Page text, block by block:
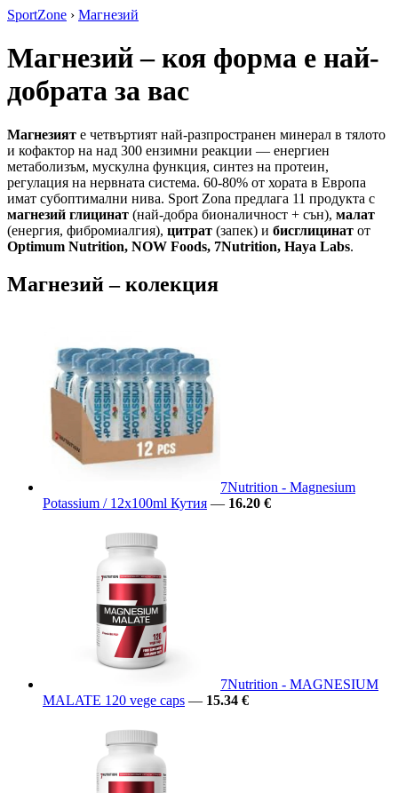
SportZone › Магнезий
Магнезий – коя форма е най-
добрата за вас
Магнезият е четвъртият най-разпространен минерал в тялото
и кофактор на над 300 ензимни реакции — енергиен
метаболизъм, мускулна функция, синтез на протеин,
регулация на нервната система. 60-80% от хората в Европа
имат субоптимални нива. Sport Zona предлага 11 продукта с
магнезий глицинат (най-добра бионаличност + сън), малат
(енергия, фибромиалгия), цитрат (запек) и бисглицинат от
Optimum Nutrition, NOW Foods, 7Nutrition, Haya Labs.
Магнезий – колекция
7Nutrition - Magnesium
Potassium / 12x100ml Кутия — 16.20 €
7Nutrition - MAGNESIUM
MALATE 120 vege caps — 15.34 €